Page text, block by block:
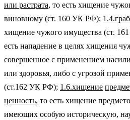
или растрата, то есть хищение
виновному (ст. 160 УК РФ);
хищение чужого имущества (ст.
есть нападение в целях хищения
совершенное с применением
или здоровья, либо с угрозой
(ст.162 УК РФ); 1.6.хищение
ценность, то есть хищение
имеющих особую историческую,